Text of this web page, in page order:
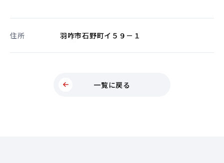
住所 羽咋市石野町イ５９－１
一覧に戻る